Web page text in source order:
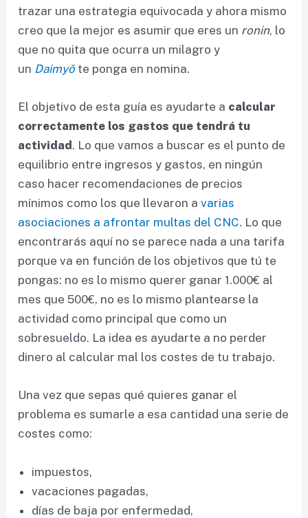
trazar una estrategia equivocada y ahora mismo
creo que la mejor es asumir que eres un ronin, lo
que no quita que ocurra un milagro y
un Daimyōte ponga en nomina.
El objetivo de esta guía es ayudarte a calcular
correctamente los gastos que tendrá tu
actividad . Lo que vamos a buscar es el punto de
equilibrio entre ingresos y gastos, en ningún
caso hacer recomendaciones de precios
mínimos como los que llevaron avarias
asociaciones a afrontar multas del CNC. Lo que
encontrarás aquí no se parece nada a una tarifa
porque va en función de los objetivos que tú te
pongas: no es lo mismo querer ganar 1.000€ al
mes que 500€, no es lo mismo plantearse la
actividad como principal que como un
sobresueldo. La idea es ayudarte a no perder
dinero al calcular mal los costes de tu trabajo.
Una vez que sepas qué quieres ganar el
problema es sumarle a esa cantidad una serie de
costes como:
impuestos,
vacaciones pagadas,
días de baja por enfermedad,